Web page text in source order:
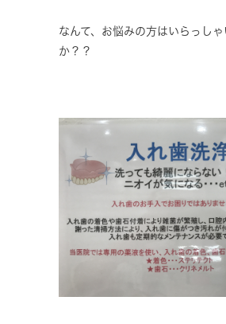
なんて、お悩みの方はいらっし
か？？